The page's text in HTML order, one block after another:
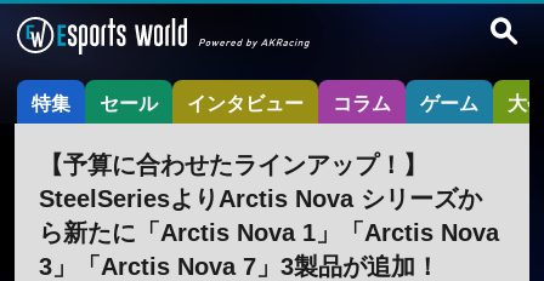
特集 セール インタビュー コラム ゲーム 大
【予算に合わせたラインアップ！】
SteelSeriesよりArctis Nova シリーズか
ら新たに「Arctis Nova 1」「Arctis Nova
3」「Arctis Nova 7」3製品が追加！